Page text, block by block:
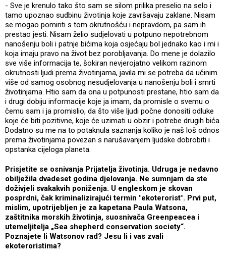
- Sve je krenulo tako što sam se silom prilika preselio na selo i
tamo upoznao sudbinu životinja koje završavaju zaklane. Nisam
se mogao pomiriti s tom okrutnošću i nepravdom, pa sam ih
prestao jesti. Nisam želio sudjelovati u potpuno nepotrebnom
nanošenju boli i patnje bićima koja osjećaju bol jednako kao i mi i
koja imaju pravo na život bez porobljavanja. Do mene je dolazilo
sve više informacija te, šokiran nevjerojatno velikom razinom
okrutnosti ljudi prema životinjama, javila mi se potreba da učinim
više od samog osobnog nesudjelovanja u nanošenju boli i smrti
životinjama. Htio sam da ona u potpunosti prestane, htio sam da
i drugi dobiju informacije koje ja imam, da promisle o svemu o
čemu sam i ja promislio, da što više ljudi počne donositi odluke
koje će biti pozitivne, koje će uzimati u obzir i potrebe drugih bića.
Dodatno su me na to potaknula saznanja koliko je naš loš odnos
prema životinjama povezan s narušavanjem ljudske dobrobiti i
opstanka cijeloga planeta.
Prisjetite se osnivanja Prijatelja životinja. Udruga je nedavno
obilježila dvadeset godina djelovanja. Ne sumnjam da ste
doživjeli svakakvih poniženja. U engleskom je skovan
posprdni, čak kriminalizirajući termin "ekoterorist". Prvi put,
mislim, upotrijebljen je za kapetana Paula Watsona,
zaštitnika morskih životinja, suosnivača Greenpeacea i
utemeljitelja „Sea shepherd conservation society“.
Poznajete li Watsonov rad? Jesu li i vas zvali
ekoteroristima?